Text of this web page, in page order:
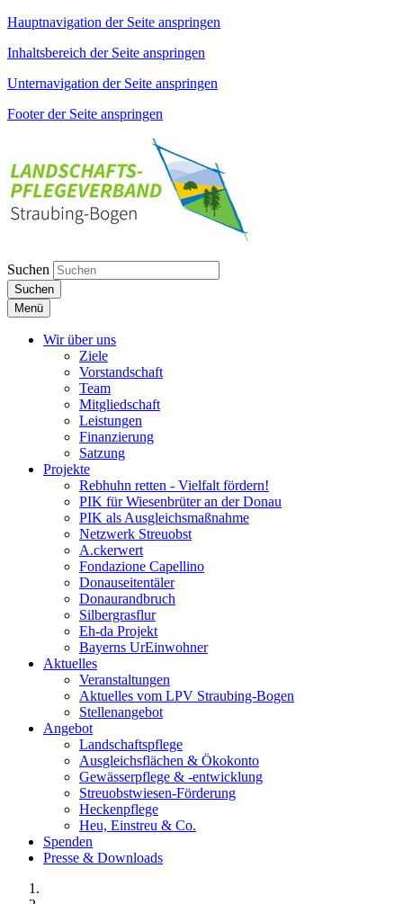
Hauptnavigation der Seite anspringen
Inhaltsbereich der Seite anspringen
Unternavigation der Seite anspringen
Footer der Seite anspringen
Suchen
Suchen
Menü
Wir über uns
Ziele
Vorstandschaft
Team
Mitgliedschaft
Leistungen
Finanzierung
Satzung
Projekte
Rebhuhn retten - Vielfalt fördern!
PIK für Wiesenbrüter an der Donau
PIK als Ausgleichsmaßnahme
Netzwerk Streuobst
A.ckerwert
Fondazione Capellino
Donauseitentäler
Donaurandbruch
Silbergrasflur
Eh-da Projekt
Bayerns UrEinwohner
Aktuelles
Veranstaltungen
Aktuelles vom LPV Straubing-Bogen
Stellenangebot
Angebot
Landschaftspflege
Ausgleichsflächen & Ökokonto
Gewässerpflege & -entwicklung
Streuobstwiesen-Förderung
Heckenpflege
Heu, Einstreu & Co.
Spenden
Presse & Downloads